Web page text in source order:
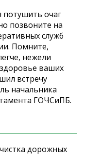
потушить очаг
позвоните на
служб
Помните,
нежели
ваших
встречу
начальника
ГОЧСиПБ.
дорожных